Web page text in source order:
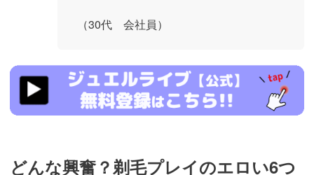
（30代 会社員）
https://www.j-
live.tv/LiveChat/acs.php?
si=jwchatt&pid=MLA5661_0004&pa=lp40.php
どんな興奮？剃毛プレイのエロい6つ